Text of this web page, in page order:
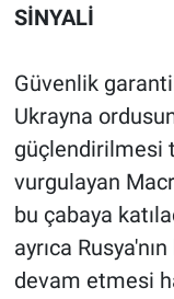
SİNYALİ
Güvenlik
Ukrayna
güçlendirilmesi
vurgulayan
bu çabaya
ayrıca
devam etmesi